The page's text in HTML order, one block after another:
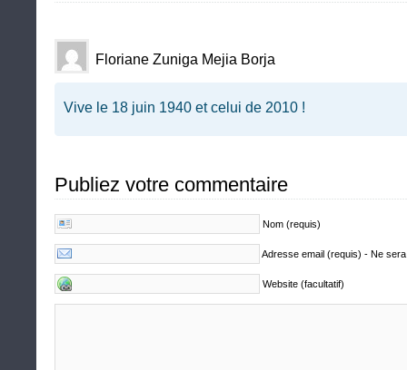
Floriane Zuniga Mejia Borja
Vive le 18 juin 1940 et celui de 2010 !
Publiez votre commentaire
Nom (requis)
Adresse email (requis) - Ne
Website (facultatif)